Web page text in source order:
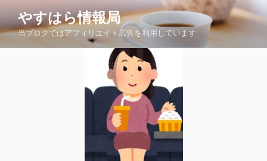
テ
ン
やすはら情報局
当ブログではアフィリエイト広告を利用しています